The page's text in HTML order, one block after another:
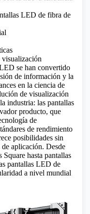
LED de fibra de
visualización
se han convertido
de información y la
en la ciencia de
de visualización
industria: las pantallas
producto, que
de
de rendimiento
posibilidades sin
de aplicación. Desde
hasta pantallas
pantallas LED de
a nivel mundial